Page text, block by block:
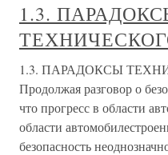
1.3.
1.3. ПАРАДОКСЫ
Продолжая разговор о
что прогресс в области
области
безопасность